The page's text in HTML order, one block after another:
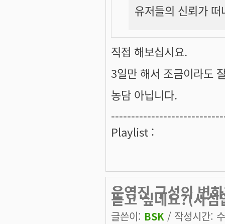
유저들의 신뢰가
직접 해보십시요.
3일만 해서 조금이라도
농담 아닙니다.
Playlist :
운영진 구성의 변
듣고 싶네요?(사심
글쓴이: BSK / 작성시간: